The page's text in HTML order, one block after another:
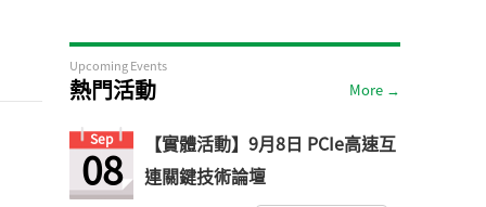
Upcoming Events
熱門活動 More →
Sep
08
【實體活動】9月8日 PCIe高速互
連關鍵技術論壇